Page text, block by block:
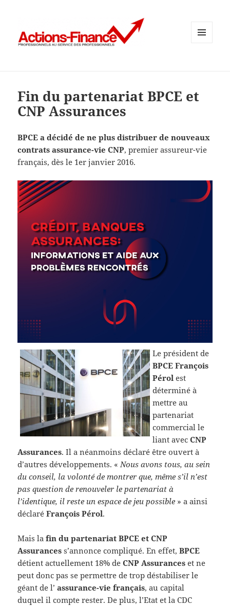
Fin du partenariat BPCE et
CNP Assurances
BPCE a décidé de ne plus distribuer de nouveaux
contrats assurance-vie CNP, premier assureur-vie
français, dès le 1er janvier 2016.
Le président de
BPCE François
Pérol est
déterminé à
mettre au
partenariat
commercial le
liant avecCNP
Assurances. Il a néanmoins déclaré être ouvert à
d’autres développements. «Nous avons tous, au sein
du conseil, la volonté de montrer que, même s’il n’est
pas question de renouveler le partenariat à
l’identique, il reste un espace de jeu possible » a ainsi
déclaréFrançois Pérol.
Mais lafin du partenariat BPCE et CNP
Assurances s’annonce compliqué. En effet,BPCE
détient actuellement 18% deCNP Assurances et ne
peut donc pas se permettre de trop déstabiliser le
géant de l’assurance-vie français, au capital
duquel il compte rester. De plus, l’Etat et la CDC